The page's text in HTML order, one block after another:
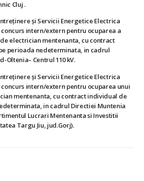
Cluj .
şi Servicii Energetice Electrica
concurs intern/extern pentru ocuparea a
electrician mentenanta, cu contract
perioada nedeterminata, in cadrul
Oltenia– Centrul 110 kV.
şi Servicii Energetice Electrica
concurs intern/extern pentru ocuparea unui
mentenanta, cu contract individual de
in cadrul Directiei Muntenia
Lucrari Mentenanta si Investitii
Targu Jiu, jud.Gorj).